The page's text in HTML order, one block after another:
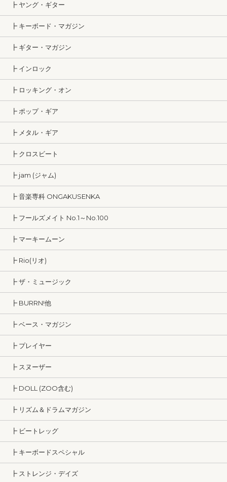
┣ ヤング・ギター
┣ キーボード・マガジン
┣ ギター・マガジン
┣ インロック
┣ ロッキング・オン
┣ ポップ・ギア
┣ メタル・ギア
┣ クロスビート
┣ jam (ジャム)
┣ 音楽専科 ONGAKUSENKA
┣ フールズメイト No.1～No.100
┣ マーキームーン
┣ Rio(リオ)
┣ ザ・ミュージック
┣ BURRN!他
┣ ベース・マガジン
┣ プレイヤー
┣ スヌーザー
┣ DOLL (ZOO含む)
┣ リズム＆ドラムマガジン
┣ ビートレッグ
┣ キーボードスペシャル
┣ ストレンジ・デイズ